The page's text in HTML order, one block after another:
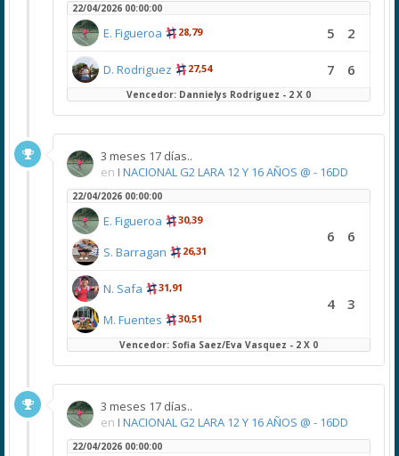
22/04/2026 00:00:00
E. Figueroa 28,79 5 2
D. Rodriguez 27,54 7 6
Vencedor: Dannielys Rodriguez - 2 X 0
3 meses 17 días..
en I NACIONAL G2 LARA 12 Y 16 AÑOS @ - 16DD
22/04/2026 00:00:00
E. Figueroa 30,39
S. Barragan 26,31
6 6
N. Safa 31,91
M. Fuentes 30,51
4 3
Vencedor: Sofia Saez/Eva Vasquez - 2 X 0
3 meses 17 días..
en I NACIONAL G2 LARA 12 Y 16 AÑOS @ - 16DD
22/04/2026 00:00:00